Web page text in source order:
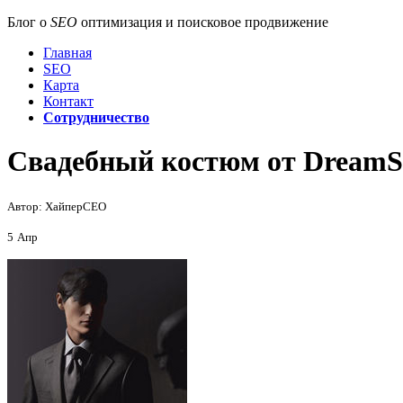
Блог о SEO оптимизация и поисковое продвижение
Главная
SEO
Карта
Контакт
Сотрудничество
Свадебный костюм от
Автор: ХайперСЕО
5 Апр